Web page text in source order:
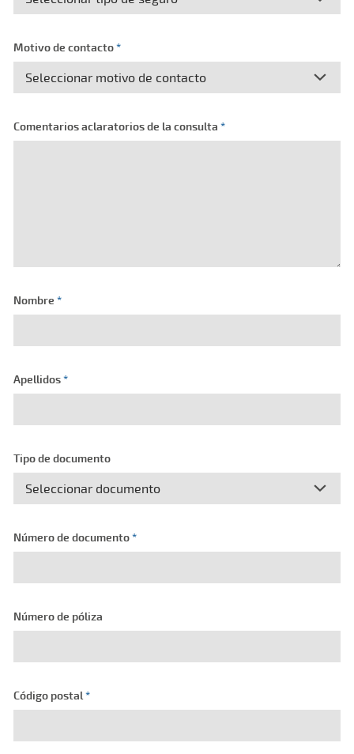
Motivo de contacto*
Comentarios aclaratorios de la consulta *
Nombre *
Apellidos*
Tipo de documento
Número de documento*
Número de póliza
Código postal *